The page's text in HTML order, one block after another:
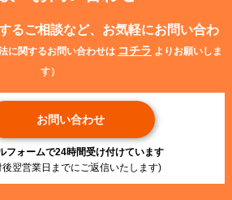
るご相談など、お気軽にお問い合わ
法に関するお問い合わせは コチラ よりお願いしま
す）
お問い合わせ
フォームで24時間受け付けています
後翌営業日までにご返信いたします)